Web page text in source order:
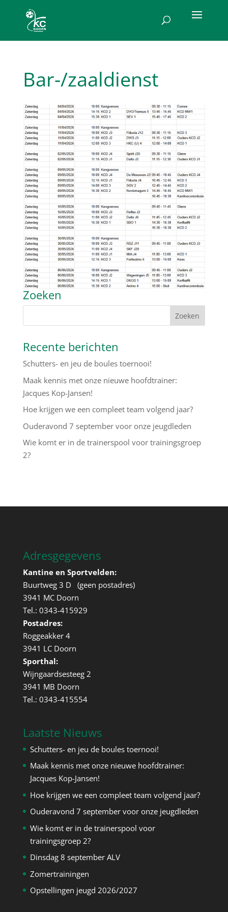
Bar-/zaaldienst
Zoeken
Recente berichten
Schutters- en jeu de boules toernooi!
Maak kennis met onze nieuwe hoofdtrainer:
Jacques Kop-Jansen!
Hoe krijgen we een compleet team volgend jaar?
Ouderavond 7 september voor onze jeugdleden
Wie komt er in de trainerspool voor trainingsgroep
2?
Adresgegevens
Kantine en Sportvelden:
Buurtweg 3 D (geen postadres)
3941 MC Doorn
Tel.: 0343-415929
Postadres:
Roggeakker 4
3941 LC Doorn
Sporthal:
Wijngaardsesteeg 2
3941 MB Doorn
Tel.: 0343-415554
Laatste Nieuws
Schutters- en jeu de boules toernooi!
Maak kennis met onze nieuwe hoofdtrainer:
Jacques Kop-Jansen!
Hoe krijgen we een compleet team volgend jaar?
Ouderavond 7 september voor onze jeugdleden
Wie komt er in de trainerspool voor
trainingsgroep 2?
Dinsdag 8 september ALV
Zomertrainingen
Opstellingen jeugd 2026/2027